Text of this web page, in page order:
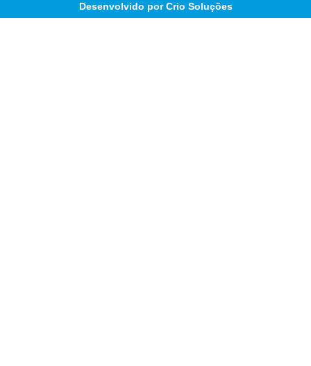
Desenvolvido por Crio Soluções